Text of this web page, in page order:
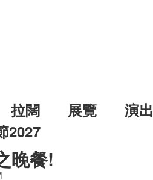
拉闊 展覽 演出
2027
晚餐!